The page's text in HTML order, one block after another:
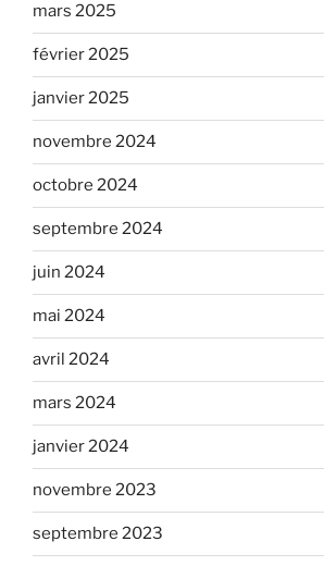
mars 2025
février 2025
janvier 2025
novembre 2024
octobre 2024
septembre 2024
juin 2024
mai 2024
avril 2024
mars 2024
janvier 2024
novembre 2023
septembre 2023